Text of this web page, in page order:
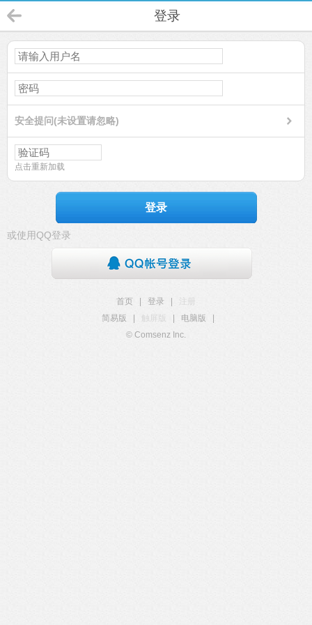
登录
安全提问(未设置请忽略)
点击重新加载
登录
或使用QQ登录
首页 登录
注册
简易版
触屏版 电脑版
© Comsenz Inc.